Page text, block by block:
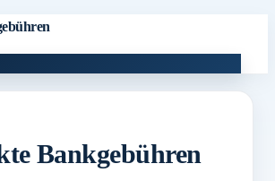
Bankgebühren